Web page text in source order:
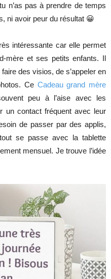
n’as pas à prendre de temps
ni avoir peur du résultat 😀
intéressante car elle permet
mère et ses petits enfants. Il
des visios, de s’appeler en
Ce Cadeau grand mère
peu à l’aise avec les
un contact fréquent avec leur
de passer par des applis,
se passe avec la tablette
mensuel. Je trouve l’idée